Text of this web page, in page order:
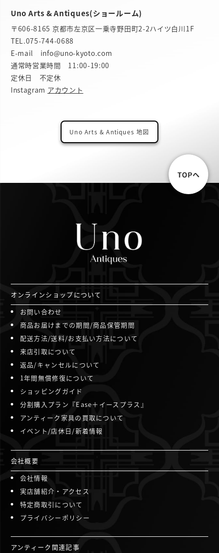
Uno Arts & Antiques(ショールーム)
〒606-8165 京都市左京区一乗寺野田町2-2ハイツ白川1F
TEL.075-744-0688
E-mail info@uno-kyoto.com
通常時営業時間 11:00-19:00
定休日 不定休
Instagram アカウント
Uno Arts & Antiques 地図
オンラインショップについて
お問い合わせ
商品お届けまでの期間/商品保管期間
配送方法/送料/お支払い方法について
来店引取について
返品/キャンセルについて
1年間無償修復について
ショッピングガイド
分割購入プラン『Ease＋イースプラス』
アンティーク家具の買取について
イベント/店休日/新着情報
会社概要
会社情報
実店舗紹介・アクセス
特定商取引について
プライバシーポリシー
アンティーク関連記事